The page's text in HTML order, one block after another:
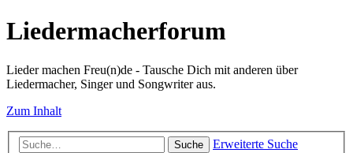
Liedermacherforum
Lieder machen Freu(n)de - Tausche Dich mit anderen über
Liedermacher, Singer und Songwriter aus.
Zum Inhalt
Suche Erweiterte Suche